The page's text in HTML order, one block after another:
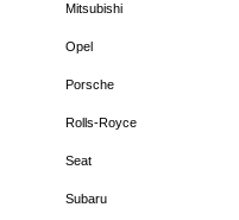
Mitsubishi
Opel
Porsche
Rolls-Royce
Seat
Subaru